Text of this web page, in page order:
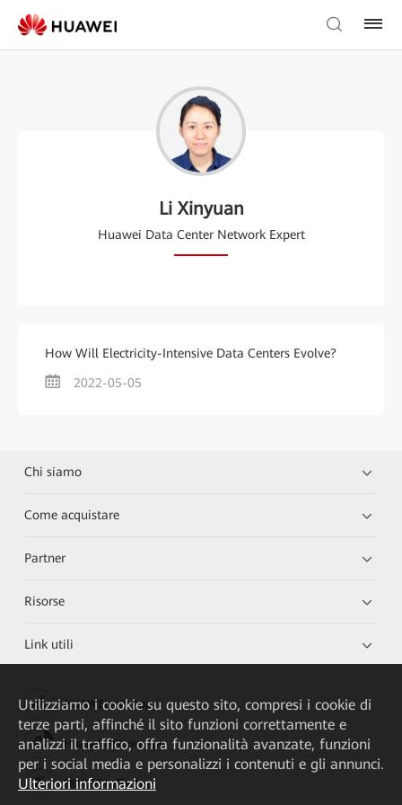
Li Xinyuan
Huawei Data Center Network Expert
How Will Electricity-Intensive Data Centers Evolve?
2022-05-05
Chi siamo
Come acquistare
Partner
Risorse
Link utili
HUAWEI eKit App
Huawei HiKnow App
HUAWEI eFly App
Utilizziamo i cookie su questo sito, compresi i cookie di
terze parti, affinché il sito funzioni correttamente e
analizzi il traffico, offra funzionalità avanzate, funzioni
per i social media e personalizzi i contenuti e gli annunci.
Ulteriori informazioni